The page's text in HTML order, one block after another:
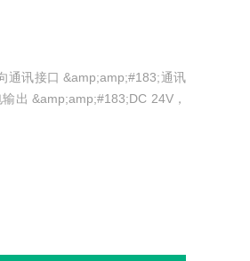
通讯接口 &amp;amp;#183;通讯
出 &amp;amp;#183;DC 24V，